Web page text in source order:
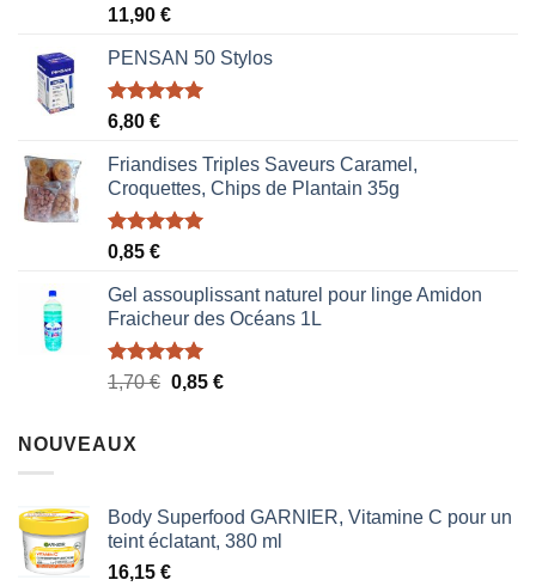
Note5.00
11,90 €
PENSAN 50 Stylos
Note5.00
6,80 €
Friandises Triples Saveurs Caramel,
Croquettes, Chips de Plantain 35g
Note5.00
0,85 €
Gel assouplissant naturel pour linge Amidon
Fraicheur des Océans 1L
Note5.00
1,70€ Le
0,85 €Le
NOUVEAUX
Body Superfood GARNIER, Vitamine C pour un
teint éclatant, 380 ml
16,15 €